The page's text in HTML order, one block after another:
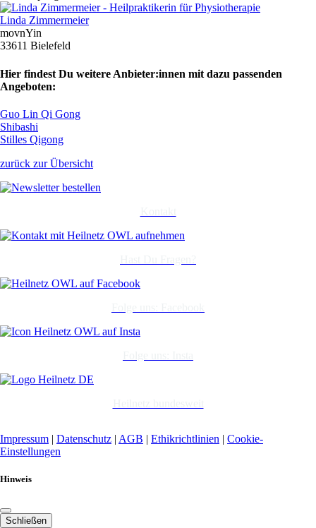
Linda Zimmermeier
movnYin
33611 Bielefeld
Hier findest Du weitere Anbieter:innen mit dazu passenden
Angeboten:
Guo Lin Qi Gong
Shibashi
Stilles Qigong
zurück zur Übersicht
Impressum | Datenschutz | AGB | Ethikrichtlinien | Cookie-
Einstellungen
Hinweis
Schließen